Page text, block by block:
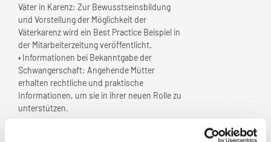
Väter in Karenz: Zur Bewusstseinsbildung
und Vorstellung der Möglichkeit der
Väterkarenz wird ein Best Practice Beispiel in
der Mitarbeiterzeitung veröffentlicht.
• Informationen bei Bekanntgabe der
Schwangerschaft: Angehende Mütter
erhalten rechtliche und praktische
Informationen, um sie in ihrer neuen Rolle zu
unterstützen.